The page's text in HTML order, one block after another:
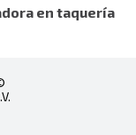
en taquería